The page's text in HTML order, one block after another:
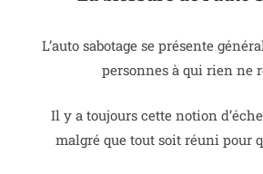
L’auto sabotage se présente
personnes à qui rien ne
Il y a toujours cette notion
malgré que tout soit réuni pour